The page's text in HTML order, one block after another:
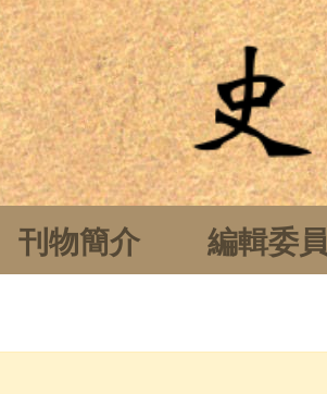
刊物簡介 編輯委員